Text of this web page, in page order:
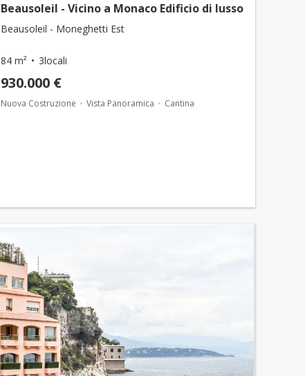
Beausoleil - Vicino a Monaco Edificio di lusso
Beausoleil - Moneghetti Est
84 m² 3locali
930.000 €
Nuova Costruzione Vista Panoramica Cantina